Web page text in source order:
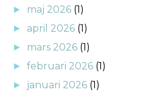
► maj 2026 (1)
► april 2026 (1)
► mars 2026 (1)
► februari 2026 (1)
► januari 2026 (1)